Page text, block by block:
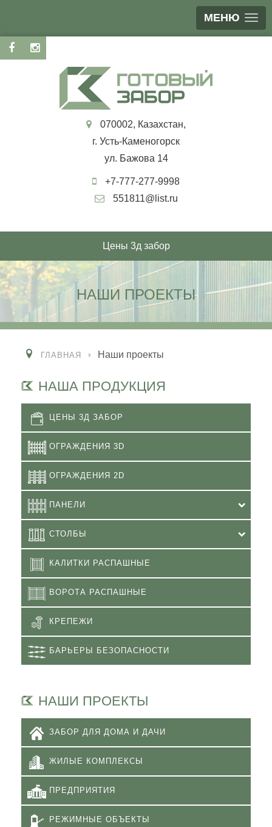
МЕНЮ
070002, Казахстан,
г. Усть-Каменогорск
ул. Бажова 14
+7-777-277-9998
551811@list.ru
Цены 3д забор
НАШИ ПРОЕКТЫ
ГЛАВНАЯ Наши проекты
НАША ПРОДУКЦИЯ
ЦЕНЫ 3Д ЗАБОР
ОГРАЖДЕНИЯ 3D
ОГРАЖДЕНИЯ 2D
ПАНЕЛИ
СТОЛБЫ
КАЛИТКИ РАСПАШНЫЕ
ВОРОТА РАСПАШНЫЕ
КРЕПЕЖИ
БАРЬЕРЫ БЕЗОПАСНОСТИ
НАШИ ПРОЕКТЫ
ЗАБОР ДЛЯ ДОМА И ДАЧИ
ЖИЛЫЕ КОМПЛЕКСЫ
ПРЕДПРИЯТИЯ
РЕЖИМНЫЕ ОБЪЕКТЫ